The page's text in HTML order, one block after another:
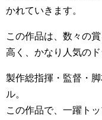
かれていきます。
この作品は、数々の
高く、かなり人気のド
製作総指揮・監督・
ル。
この作品で、一躍ト